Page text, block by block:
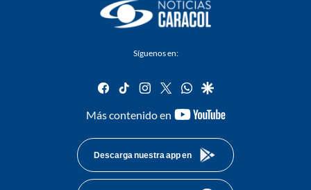
Síguenos en:
facebook
tiktok instagram
twitterwhatsapp
google
Más contenido en
youtube-
Descarga nuestra app en